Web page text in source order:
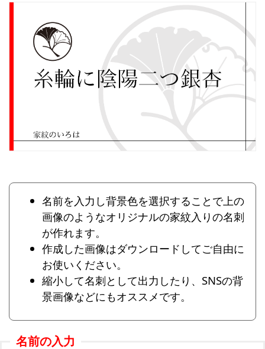
名前を入力し背景色を選択することで上の
画像のようなオリジナルの家紋入りの名刺
が作れます。
作成した画像はダウンロードしてご自由に
お使いください。
縮小して名刺として出力したり、SNSの背
景画像などにもオススメです。
名前の入力